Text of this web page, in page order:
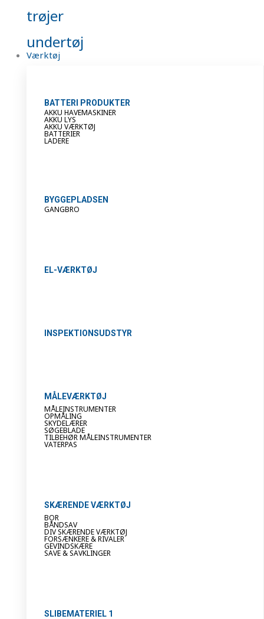
trøjer
undertøj
Værktøj
BATTERI PRODUKTER
AKKU HAVEMASKINER
AKKU LYS
AKKU VÆRKTØJ
BATTERIER
LADERE
BYGGEPLADSEN
GANGBRO
EL-VÆRKTØJ
INSPEKTIONSUDSTYR
MÅLEVÆRKTØJ
MÅLEINSTRUMENTER
OPMÅLING
SKYDELÆRER
SØGEBLADE
TILBEHØR MÅLEINSTRUMENTER
VATERPAS
SKÆRENDE VÆRKTØJ
BOR
BÅNDSAV
DIV SKÆRENDE VÆRKTØJ
FORSÆNKERE & RIVALER
GEVINDSKÆRE
SAVE & SAVKLINGER
SLIBEMATERIEL 1